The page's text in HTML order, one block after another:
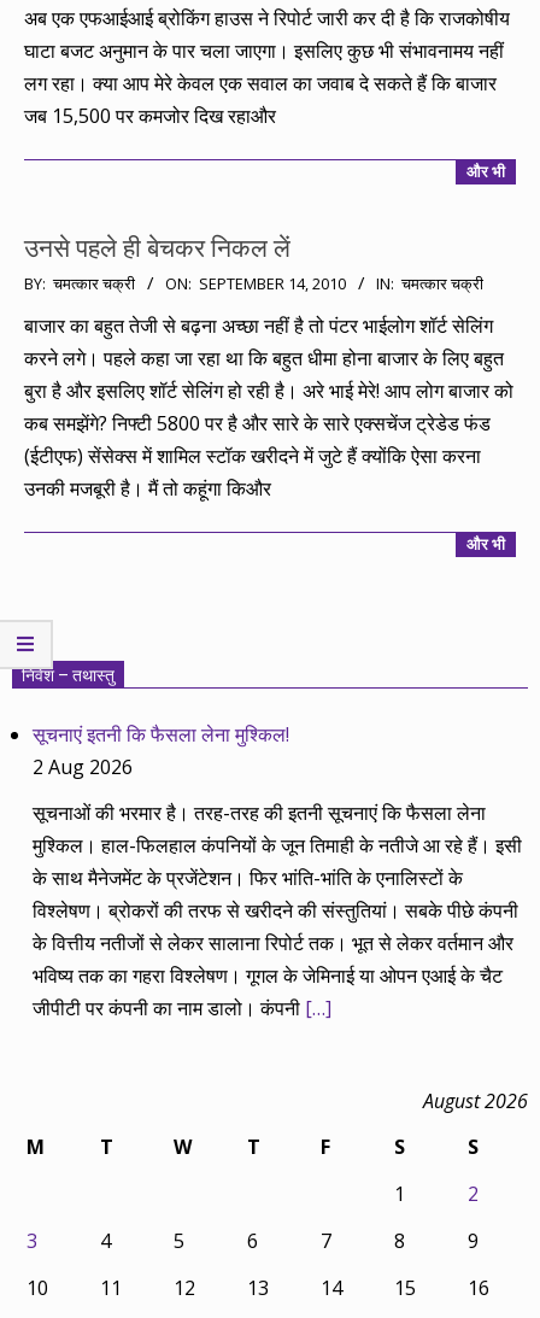
अब एक एफआईआई ब्रोकिंग हाउस ने रिपोर्ट जारी कर दी है कि राजकोषीय
घाटा बजट अनुमान के पार चला जाएगा। इसलिए कुछ भी संभावनामय नहीं
लग रहा। क्या आप मेरे केवल एक सवाल का जवाब दे सकते हैं कि बाजार
जब 15,500 पर कमजोर दिख रहाऔर
और भी
उनसे पहले ही बेचकर निकल लें
2010-
BY: चमत्कार चक्री ON: SEPTEMBER 14, 2010 IN: चमत्कार चक्री
बाजार का बहुत तेजी से बढ़ना अच्छा नहीं है तो पंटर भाईलोग शॉर्ट सेलिंग
करने लगे। पहले कहा जा रहा था कि बहुत धीमा होना बाजार के लिए बहुत
बुरा है और इसलिए शॉर्ट सेलिंग हो रही है। अरे भाई मेरे! आप लोग बाजार को
कब समझेंगे? निफ्टी 5800 पर है और सारे के सारे एक्सचेंज ट्रेडेड फंड
(ईटीएफ) सेंसेक्स में शामिल स्टॉक खरीदने में जुटे हैं क्योंकि ऐसा करना
उनकी मजबूरी है। मैं तो कहूंगा किऔर
और भी
निवेश – तथास्तु
सूचनाएं इतनी कि फैसला लेना मुश्किल!
2 Aug 2026
सूचनाओं की भरमार है। तरह-तरह की इतनी सूचनाएं कि फैसला लेना
मुश्किल। हाल-फिलहाल कंपनियों के जून तिमाही के नतीजे आ रहे हैं। इसी
के साथ मैनेजमेंट के प्रजेंटेशन। फिर भांति-भांति के एनालिस्टों के
विश्लेषण। ब्रोकरों की तरफ से खरीदने की संस्तुतियां। सबके पीछे कंपनी
के वित्तीय नतीजों से लेकर सालाना रिपोर्ट तक। भूत से लेकर वर्तमान और
भविष्य तक का गहरा विश्लेषण। गूगल के जेमिनाई या ओपन एआई के चैट
जीपीटी पर कंपनी का नाम डालो। कंपनी […]
August 2026
M
T W T F S
S
1
2
3
4 5 6 7 8
9
10
11 12 13 14 15
16